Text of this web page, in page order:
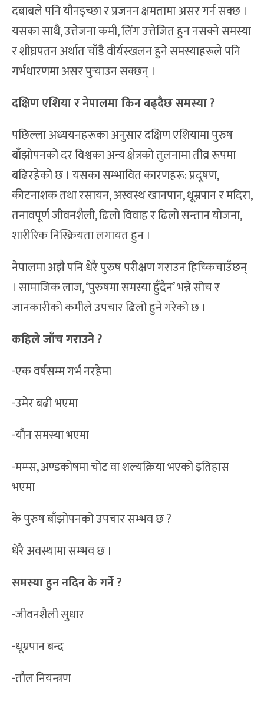
दबाबले पनि यौनइच्छा र प्रजनन क्षमतामा असर गर्न सक्छ ।
यसका साथै, उत्तेजना कमी, लिंग उत्तेजित हुन नसक्ने समस्या
र शीघ्रपतन अर्थात चाँडै वीर्यस्खलन हुने समस्याहरूले पनि
गर्भधारणमा असर पुर्‍याउन सक्छन् ।
दक्षिण एशिया र नेपालमा किन बढ्दैछ समस्या ?
पछिल्ला अध्ययनहरूका अनुसार दक्षिण एशियामा पुरुष
बाँझोपनको दर विश्वका अन्य क्षेत्रको तुलनामा तीव्र रूपमा
बढिरहेको छ । यसका सम्भावित कारणहरू: प्रदूषण,
कीटनाशक तथा रसायन, अस्वस्थ खानपान, धूम्रपान र मदिरा,
तनावपूर्ण जीवनशैली, ढिलो विवाह र ढिलो सन्तान योजना,
शारीरिक निस्क्रियता लगायत हुन ।
नेपालमा अझै पनि धेरै पुरुष परीक्षण गराउन हिच्किचाउँछन्
। सामाजिक लाज, ‘पुरुषमा समस्या हुँदैन’ भन्ने सोच र
जानकारीको कमीले उपचार ढिलो हुने गरेको छ ।
कहिले जाँच गराउने ?
-एक वर्षसम्म गर्भ नरहेमा
-उमेर बढी भएमा
-यौन समस्या भएमा
-मम्प्स, अण्डकोषमा चोट वा शल्यक्रिया भएको इतिहास
भएमा
के पुरुष बाँझोपनको उपचार सम्भव छ ?
धेरै अवस्थामा सम्भव छ ।
समस्या हुन नदिन के गर्ने ?
-जीवनशैली सुधार
-धूम्रपान बन्द
-तौल नियन्त्रण